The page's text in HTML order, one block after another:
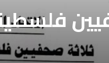
وسط قطاع